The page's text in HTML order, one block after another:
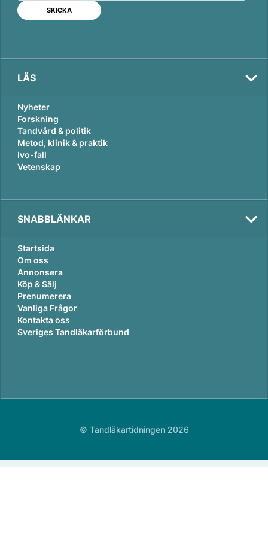
n
o
k
LÄS
Nyheter
Forskning
Tandvård & politik
Metod, klinik & praktik
Ivo-fall
Vetenskap
SNABBLÄNKAR
Startsida
Om oss
Annonsera
Köp & Sälj
Prenumerera
Vanliga Frågor
Kontakta oss
Sveriges Tandläkarförbund
© Tandläkartidningen 2026